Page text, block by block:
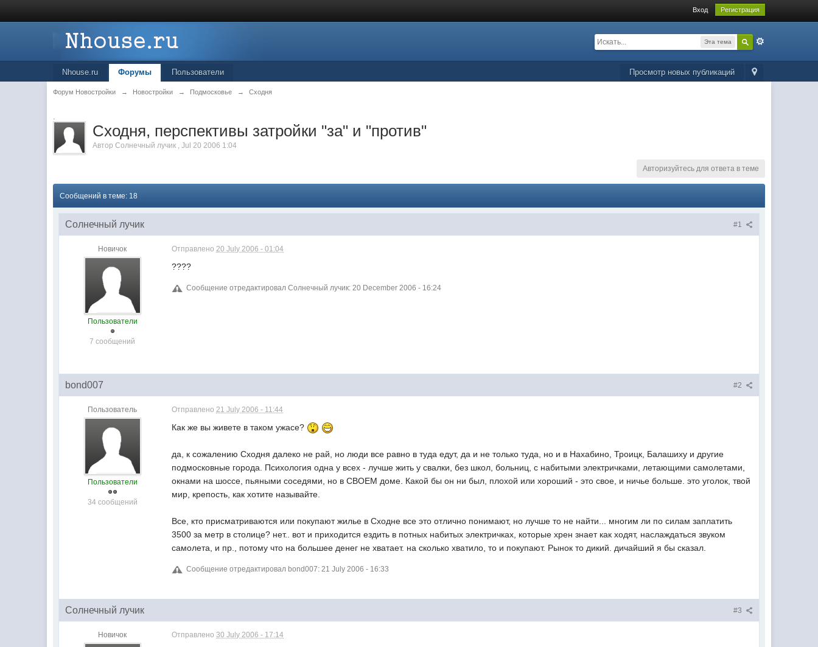
Вход Регистрация
Эта тема
Просмотр новых публикаций
Nhouse.ru Форумы Пользователи
Форум Новостройки → Новостройки → Подмосковье → Сходня
.
Сходня, перспективы затройки "за" и "против"
АвторСолнечный лучик ,Jul 20 2006 1:04
Авторизуйтесь для ответа в теме
Сообщений в теме: 18
#1
Солнечный лучик
Новичок
Пользователи
7 сообщений
Отправлено20 July 2006 - 01:04
????
Сообщение отредактировал Солнечный лучик: 20 December 2006 - 16:24
#2
bond007
Пользователь
Пользователи
34 сообщений
Отправлено21 July 2006 - 11:44
Как же вы живете в таком ужасе?
да, к сожалению Сходня далеко не рай, но люди все равно в туда едут, да и не только туда, но и в Нахабино, Троицк, Балашиху и другие
подмосковные города. Психология одна у всех - лучше жить у свалки, без школ, больниц, с набитыми электричками, летающими самолетами,
окнами на шоссе, пьяными соседями, но в СВОЕМ доме. Какой бы он ни был, плохой или хороший - это свое, и ничье больше. это уголок, твой
мир, крепость, как хотите называйте.
Все, кто присматриваются или покупают жилье в Сходне все это отлично понимают, но лучше то не найти... многим ли по силам заплатить
3500 за метр в столице? нет.. вот и приходится ездить в потных набитых электричках, которые хрен знает как ходят, наслаждаться звуком
самолета, и пр., потому что на большее денег не хватает. на сколько хватило, то и покупают. Рынок то дикий. дичайший я бы сказал.
Сообщение отредактировал bond007: 21 July 2006 - 16:33
#3
Солнечный лучик
Новичок Отправлено30 July 2006 - 17:14